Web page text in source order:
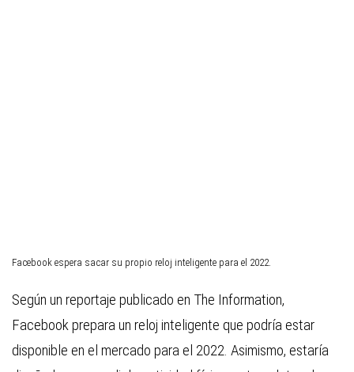
Facebook espera sacar su propio reloj inteligente para el 2022.
Según un reportaje publicado en The Information,
Facebook prepara un reloj inteligente que podría estar
disponible en el mercado para el 2022. Asimismo, estaría